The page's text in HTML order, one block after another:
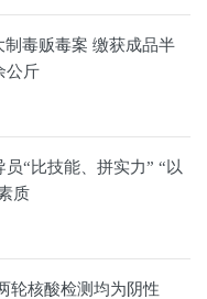
毒贩毒案 缴获成品半
公斤
“比技能、拼实力” “以
质
轮核酸检测均为阴性